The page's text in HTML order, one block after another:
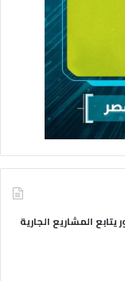
يتابع المشاريع الجارية